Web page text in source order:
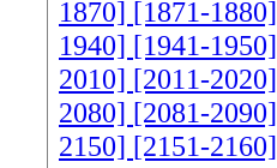
1870] [1871-1880]
1940] [1941-1950]
2010] [2011-2020]
2080] [2081-2090]
2150] [2151-2160]